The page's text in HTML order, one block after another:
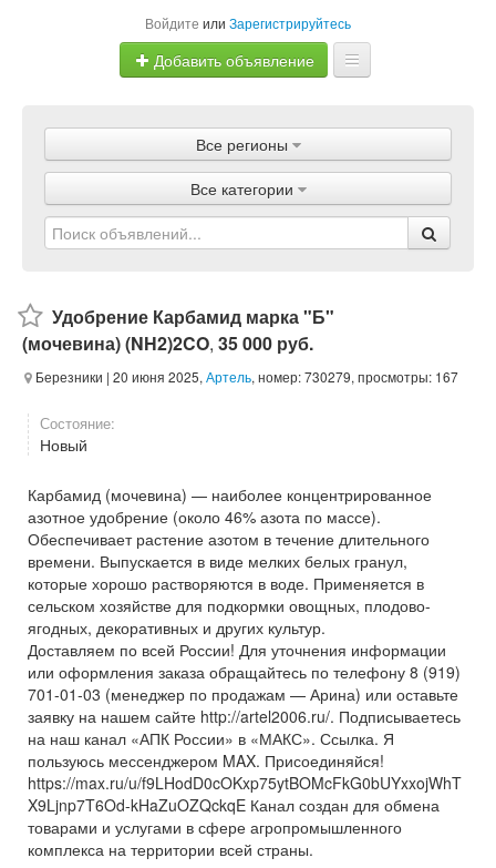
Войдите или Зарегистрируйтесь
Добавить объявление
Объявления
Магазины
Услуги
Все регионы
Все категории
Удобрение Карбамид марка "Б"
(мочевина) (NH2)2CO, 35 000 руб.
Березники | 20 июня 2025, Артель, номер: 730279, просмотры: 167
Состояние:
Новый
Карбамид (мочевина) — наиболее концентрированное
азотное удобрение (около 46% азота по массе).
Обеспечивает растение азотом в течение длительного
времени. Выпускается в виде мелких белых гранул,
которые хорошо растворяются в воде. Применяется в
сельском хозяйстве для подкормки овощных, плодово-
ягодных, декоративных и других культур.
Доставляем по всей России! Для уточнения информации
или оформления заказа обращайтесь по телефону 8 (919)
701-01-03 (менеджер по продажам — Арина) или оставьте
заявку на нашем сайте http://artel2006.ru/. Подписываетесь
на наш канал «АПК России» в «МАКС». Ссылка. Я
пользуюсь мессенджером MAX. Присоединяйся!
https://max.ru/u/f9LHodD0cOKxp75ytBOMcFkG0bUYxxojWhT
X9Ljnp7T6Od-kHaZuOZQckqE Канал создан для обмена
товарами и услугами в сфере агропромышленного
комплекса на территории всей страны.